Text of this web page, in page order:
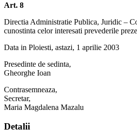
Art. 8
Directia Administratie Publica, Juridic –
cunostinta celor interesati prevederile
Data in Ploiesti, astazi, 1 aprilie 2003
Presedinte de sedinta,
Gheorghe Ioan
Contrasemneaza,
Secretar,
Maria Magdalena Mazalu
Detalii